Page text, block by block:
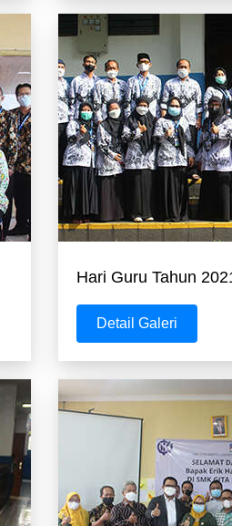
Hari Guru Tahun
Detail Galeri